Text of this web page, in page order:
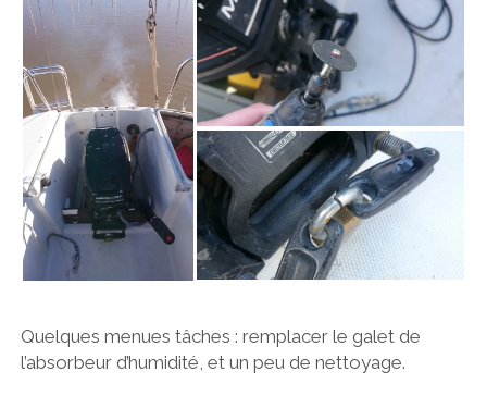
Quelques menues tâches : remplacer le galet de
l’absorbeur d’humidité, et un peu de nettoyage.